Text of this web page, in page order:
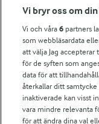
Vi bryr oss om
Vi och våra6 partners
som webbläsardata
att välja Jag
för de syften som
data för att
återkallar ditt
inaktiverade kan visst
vara mindre relevanta
för att ändra dina val